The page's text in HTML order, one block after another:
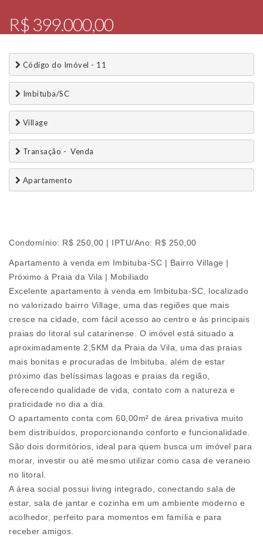
R$ 399.000,00
Código do Imóvel - 11
Imbituba/SC
Village
Transação -  Venda
Apartamento
Condomínio: R$ 250,00 | IPTU/Ano: R$ 250,00
Apartamento à venda em Imbituba-SC | Bairro Village |
Próximo à Praia da Vila | Mobiliado
Excelente apartamento à venda em Imbituba-SC, localizado
no valorizado bairro Village, uma das regiões que mais
cresce na cidade, com fácil acesso ao centro e às principais
praias do litoral sul catarinense. O imóvel está situado a
aproximadamente 2,5KM da Praia da Vila, uma das praias
mais bonitas e procuradas de Imbituba, além de estar
próximo das belíssimas lagoas e praias da região,
oferecendo qualidade de vida, contato com a natureza e
praticidade no dia a dia.
O apartamento conta com 60,00m² de área privativa muito
bem distribuídos, proporcionando conforto e funcionalidade.
São dois dormitórios, ideal para quem busca um imóvel para
morar, investir ou até mesmo utilizar como casa de veraneio
no litoral.
A área social possui living integrado, conectando sala de
estar, sala de jantar e cozinha em um ambiente moderno e
acolhedor, perfeito para momentos em família e para
receber amigos.